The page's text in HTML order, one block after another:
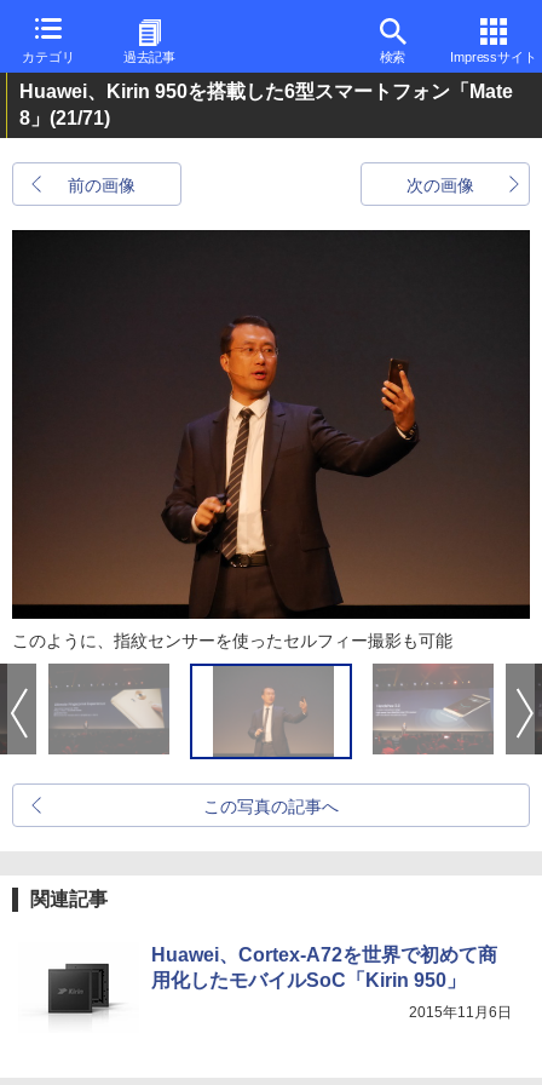
カテゴリ 過去記事 検索 Impressサイト
Huawei、Kirin 950を搭載した6型スマートフォン「Mate
8」 (21/71)
前の画像 次の画像
このように、指紋センサーを使ったセルフィー撮影も可能
この写真の記事へ
関連記事
Huawei、Cortex-A72を世界で初めて商
用化したモバイルSoC「Kirin 950」
2015年11月6日